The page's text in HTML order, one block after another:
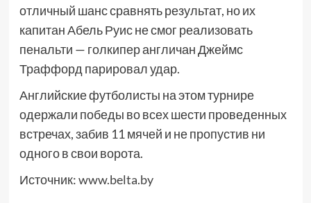
отличный шанс сравнять результат, но их
капитан Абель Руис не смог реализовать
пенальти — голкипер англичан Джеймс
Траффорд парировал удар.
Английские футболисты на этом турнире
одержали победы во всех шести проведенных
встречах, забив 11 мячей и не пропустив ни
одного в свои ворота.
Источник:www.belta.by